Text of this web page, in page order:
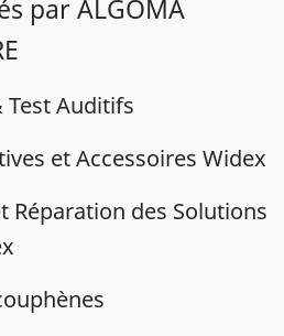
par ALGOMA
Auditifs
et Accessoires Widex
Réparation des Solutions